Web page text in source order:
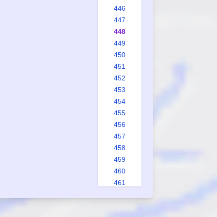
446
447
448
449
450
451
452
453
454
455
456
457
458
459
460
461